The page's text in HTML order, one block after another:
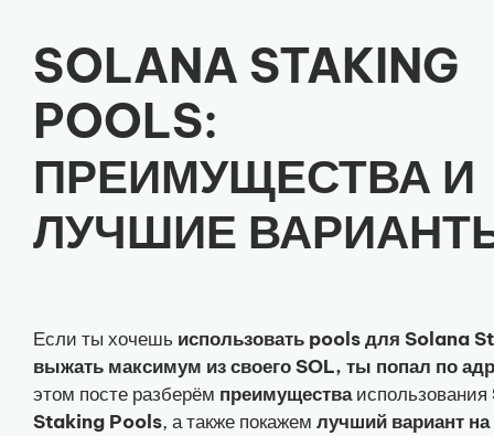
SOLANA STAKING
POOLS:
ПРЕИМУЩЕСТВА И
ЛУЧШИЕ
Если ты хочешь использовать pools для Solana
выжать максимум из своего SOL, ты попал по
этом посте разберём преимуществаиспользования
Staking Pools, а также покажем лучший вариант на